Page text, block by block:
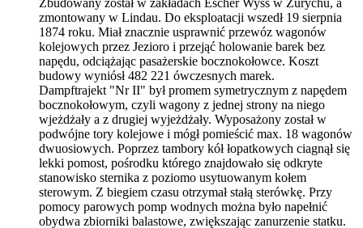
Zbudowany został w zakładach Escher Wyss w Zurychu, a
zmontowany w Lindau. Do eksploatacji wszedł 19 sierpnia
1874 roku. Miał znacznie usprawnić przewóz wagonów
kolejowych przez Jezioro i przejąć holowanie barek bez
napędu, odciążając pasażerskie bocznokołowce. Koszt
budowy wyniósł 482 221 ówczesnych marek.
Dampftrajekt "Nr II" był promem symetrycznym z napędem
bocznokołowym, czyli wagony z jednej strony na niego
wjeżdżały a z drugiej wyjeżdżały. Wyposażony został w
podwójne tory kolejowe i mógł pomieścić max. 18 wagonów
dwuosiowych. Poprzez tambory kół łopatkowych ciagnął się
lekki pomost, pośrodku którego znajdowało się odkryte
stanowisko sternika z poziomo usytuowanym kołem
sterowym. Z biegiem czasu otrzymał stałą sterówkę. Przy
pomocy parowych pomp wodnych można było napełnić
obydwa zbiorniki balastowe, zwiększając zanurzenie statku.